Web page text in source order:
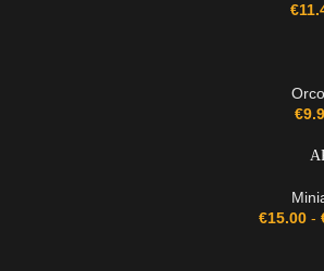
€
€
€15.00 -